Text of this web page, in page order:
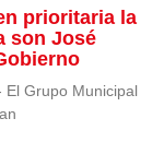
prioritaria la
son José
El Grupo Municipal